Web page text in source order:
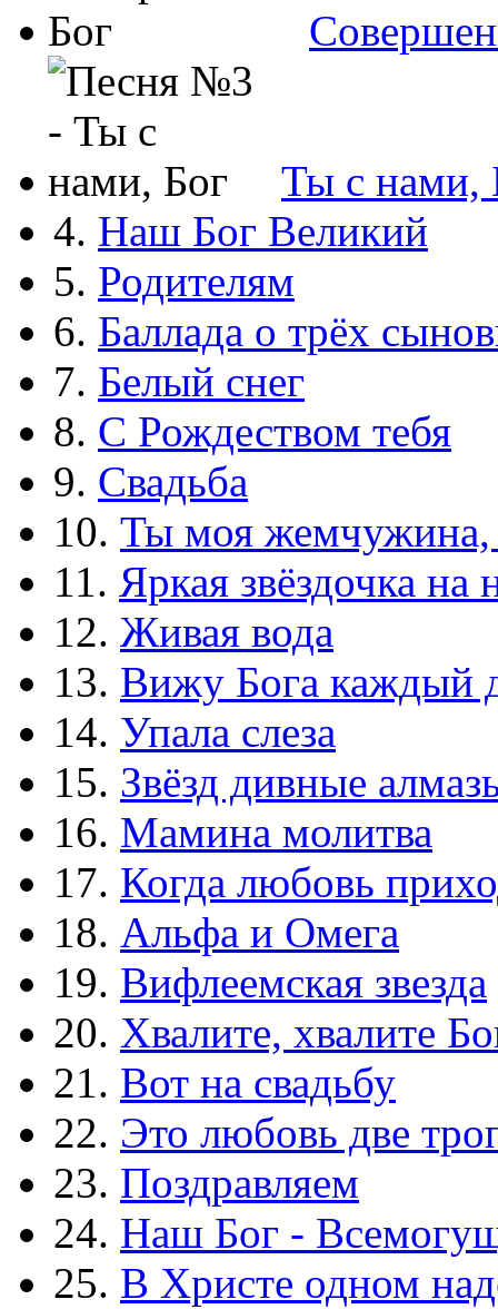
Ты с нами,
4. Наш Бог Великий
5. Родителям
6. Баллада о трёх
7. Белый снег
8. С Рождеством тебя
9. Свадьба
10. Ты моя жемчужина,
11. Яркая звёздочка на
12. Живая вода
13. Вижу Бога каждый
14. Упала слеза
15. Звёзд дивные
16. Мамина молитва
17. Когда любовь
18. Альфа и Омега
19. Вифлеемская звезда
20. Хвалите, хвалите
21. Вот на свадьбу
22. Это любовь две
23. Поздравляем
24. Наш Бог -
25. В Христе одном